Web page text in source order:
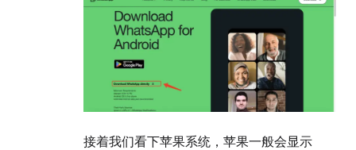
接着我们看下苹果系统，苹果一般会显示